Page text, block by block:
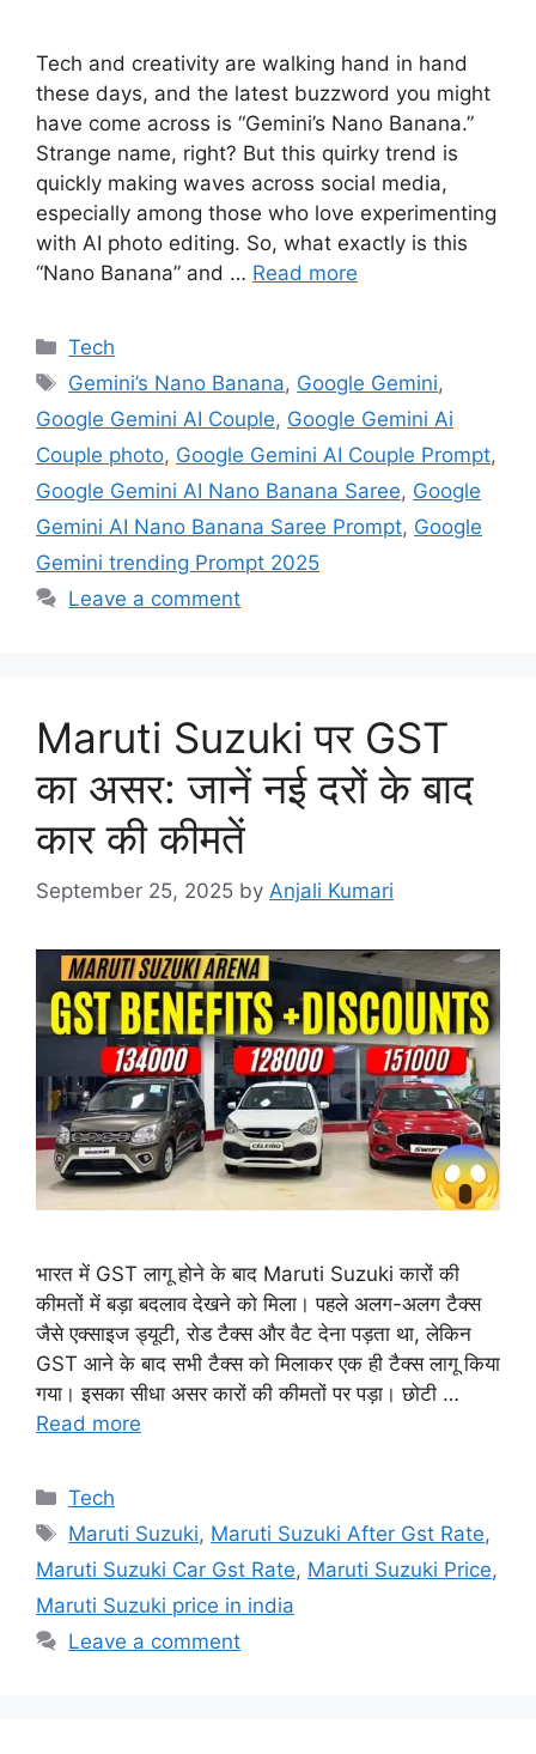
Tech and creativity are walking hand in hand
these days, and the latest buzzword you might
have come across is “Gemini’s Nano Banana.”
Strange name, right? But this quirky trend is
quickly making waves across social media,
especially among those who love experimenting
with AI photo editing. So, what exactly is this
“Nano Banana” and … Read more
Categories
Tech
Tags
Gemini’s Nano Banana, Google Gemini,
Google Gemini AI Couple, Google Gemini Ai
Couple photo, Google Gemini AI Couple Prompt,
Google Gemini AI Nano Banana Saree, Google
Gemini AI Nano Banana Saree Prompt, Google
Gemini trending Prompt 2025
Leave a comment
Maruti Suzuki पर GST
का असर: जानें नई दरों के बाद
कार की कीमतें
September 25, 2025 by Anjali Kumari
भारत में GST लागू होने के बाद Maruti Suzuki कारों की
कीमतों में बड़ा बदलाव देखने को मिला। पहले अलग-अलग टैक्स
जैसे एक्साइज ड्यूटी, रोड टैक्स और वैट देना पड़ता था, लेकिन
GST आने के बाद सभी टैक्स को मिलाकर एक ही टैक्स लागू किया
गया। इसका सीधा असर कारों की कीमतों पर पड़ा। छोटी …
Read more
Categories
Tech
Tags
Maruti Suzuki, Maruti Suzuki After Gst Rate,
Maruti Suzuki Car Gst Rate, Maruti Suzuki Price,
Maruti Suzuki price in india
Leave a comment